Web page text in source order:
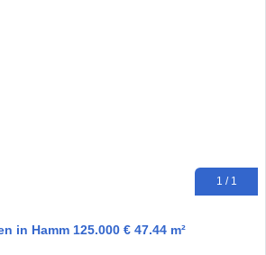
1 / 1
in Hamm 125.000 € 47.44 m²